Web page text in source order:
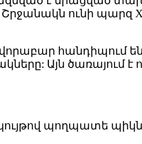
ունի պարզ
հանդիպում են
Այն ծառայում